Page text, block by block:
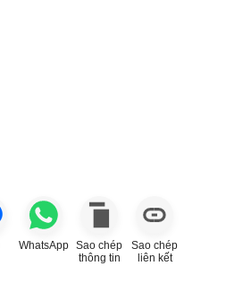
WhatsApp Sao chép
thông tin
Sao chép
liên kết